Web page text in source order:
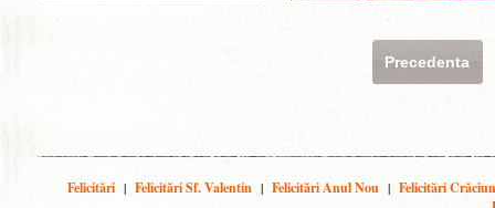
Precedenta
Felicitări | Felicitări Sf. Valentin | Felicitări Anul Nou | Felicitări